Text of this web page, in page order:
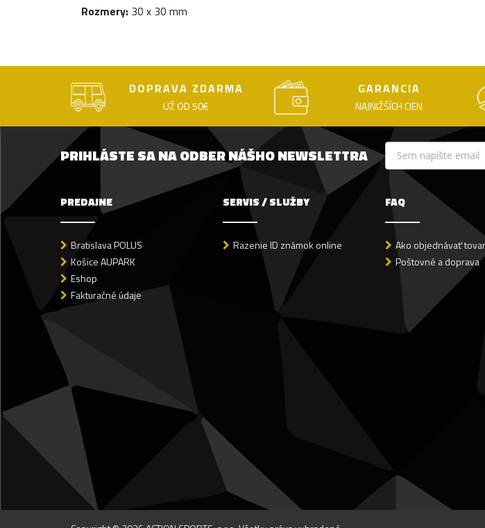
Rozmery: 30 x 30 mm
DOPRAVA ZDARMA
UŽ OD 50€
GARANCIA
NAJNIŽŠÍCH CIEN
PRIHLÁSTE SA NA ODBER NÁŠHO NEWSLETTRA
PREDAJNE
Bratislava POLUS
Košice AUPARK
Eshop
Fakturačné údaje
SERVIS / SLUŽBY
Razenie ID známok online
FAQ
Ako objednávať tovar
Poštovné a doprava